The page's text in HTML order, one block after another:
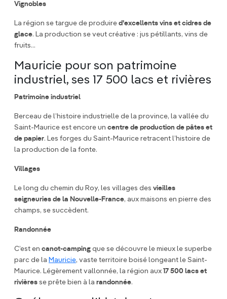
Vignobles
La région se targue de produire d’excellents vins et cidres de
glace. La production se veut créative : jus pétillants, vins de
fruits...
Mauricie pour son patrimoine
industriel, ses 17 500 lacs et rivières
Patrimoine industriel
Berceau de l’histoire industrielle de la province, la vallée du
Saint-Maurice est encore un centre de production de pâtes et
de papier. Les forges du Saint-Maurice retracent l’histoire de
la production de la fonte.
Villages
Le long du chemin du Roy, les villages des vieilles
seigneuries de la Nouvelle-France, aux maisons en pierre des
champs, se succèdent.
Randonnée
C’est en canot-camping que se découvre le mieux le superbe
parc de la Mauricie, vaste territoire boisé longeant le Saint-
Maurice. Légèrement vallonnée, la région aux 17 500 lacs et
rivières se prête bien à la randonnée.